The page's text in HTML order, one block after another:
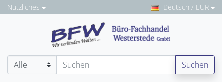
Nützliches Deutsch / EUR
Suchen